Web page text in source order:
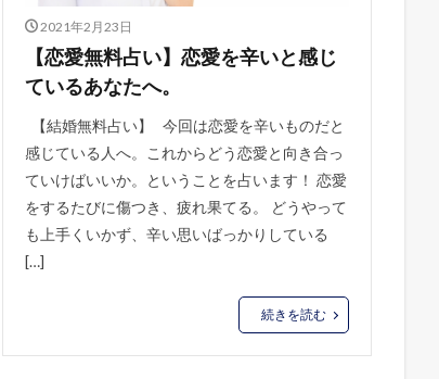
2021年2月23日
【恋愛無料占い】恋愛を辛いと感じ
ているあなたへ。
【結婚無料占い】 今回は恋愛を辛いものだと
感じている人へ。これからどう恋愛と向き合っ
ていけばいいか。ということを占います！ 恋愛
をするたびに傷つき、疲れ果てる。 どうやって
も上手くいかず、辛い思いばっかりしている
[…]
続きを読む